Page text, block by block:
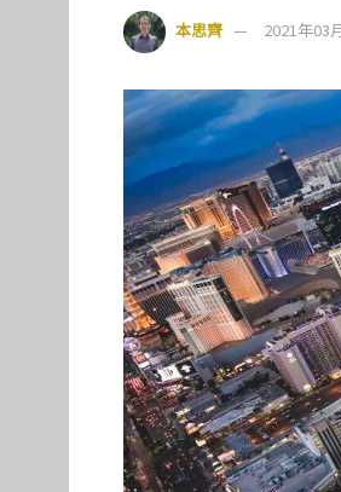
本思齊 2021年03